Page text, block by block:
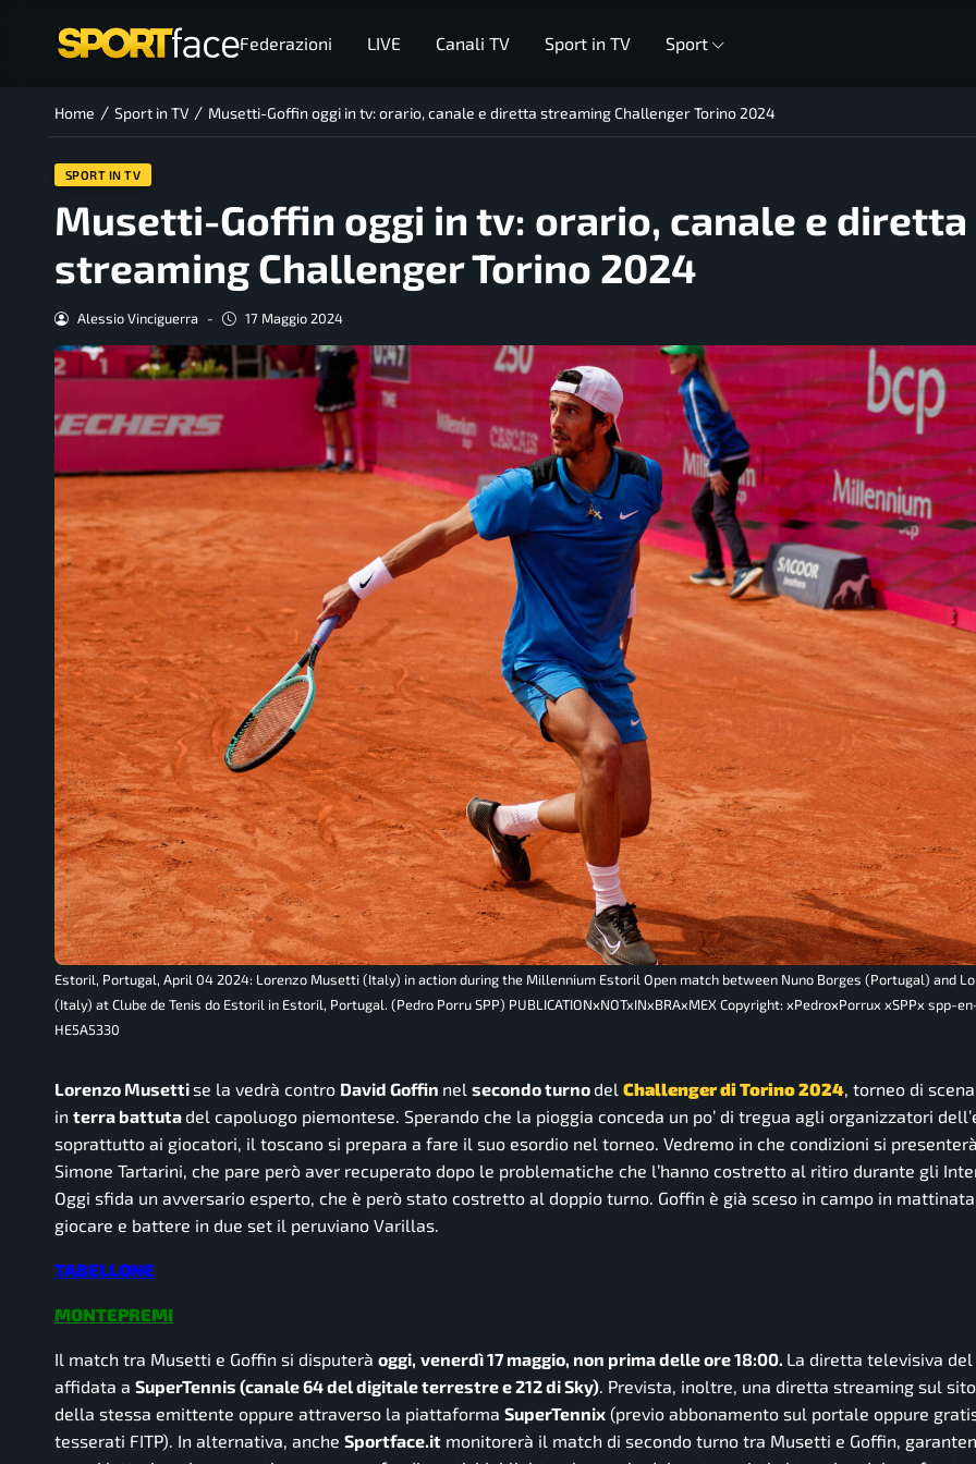
Federazioni LIVE Canali TV Sport in TV Sport
Home / Sport in TV / Musetti-Goffin oggi in tv: orario, canale e diretta streaming Challenger Torino 2024
SPORT IN TV
Musetti-Goffin oggi in tv: orario, canale e diretta
streaming Challenger Torino 2024
Alessio Vinciguerra - 17 Maggio 2024
Estoril, Portugal, April 04 2024: Lorenzo Musetti (Italy) in action during the Millennium Estoril Open match between Nuno Borges (Portugal) and
(Italy) at Clube de Tenis do Estoril in Estoril, Portugal. (Pedro Porru SPP) PUBLICATIONxNOTxINxBRAxMEX Copyright: xPedroxPorrux xSPPx spp-
HE5A5330
Lorenzo Musettise la vedrà contro David Goffin nel secondo turno del Challenger di Torino 2024 , torneo di
in terra battuta del capoluogo piemontese. Sperando che la pioggia conceda un po’ di tregua agli organizzatori
soprattutto ai giocatori, il toscano si prepara a fare il suo esordio nel torneo. Vedremo in che condizioni si
Simone Tartarini, che pare però aver recuperato dopo le problematiche che l’hanno costretto al ritiro durante gli
Oggi sfida un avversario esperto, che è però stato costretto al doppio turno. Goffin è già sceso in campo in
giocare e battere in due set il peruviano Varillas.
TABELLONE
MONTEPREMI
Il match tra Musetti e Goffin si disputerà oggi, venerdì 17 maggio, non prima delle ore 18:00. La diretta televisiva
affidata a SuperTennis (canale 64 del digitale terrestre e 212 di Sky) . Prevista, inoltre, una diretta streaming sul
della stessa emittente oppure attraverso la piattaforma SuperTennix (previo abbonamento sul portale oppure
tesserati FITP). In alternativa, anche Sportface.it monitorerà il match di secondo turno tra Musetti e Goffin,